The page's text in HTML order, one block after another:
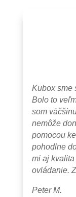
Kubox sme
Bolo to
som
nemôže
pomocou
pohodlne
mi aj
ovládanie.
Peter M.